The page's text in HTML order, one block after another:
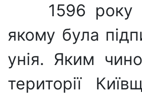
1596 року
якому була
унія. Яким
території